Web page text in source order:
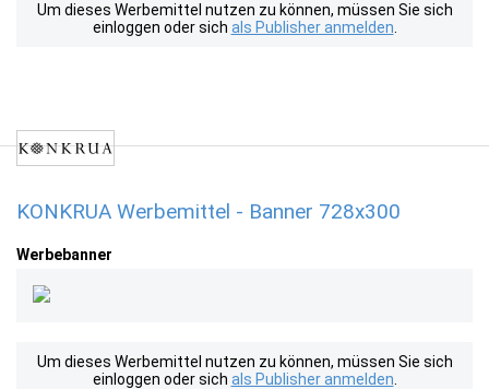
Um dieses Werbemittel nutzen zu können, müssen Sie sich
einloggen oder sich als Publisher anmelden
KONKRUA Werbemittel - Banner 728x300
Werbebanner
Um dieses Werbemittel nutzen zu können, müssen Sie sich
einloggen oder sich als Publisher anmelden